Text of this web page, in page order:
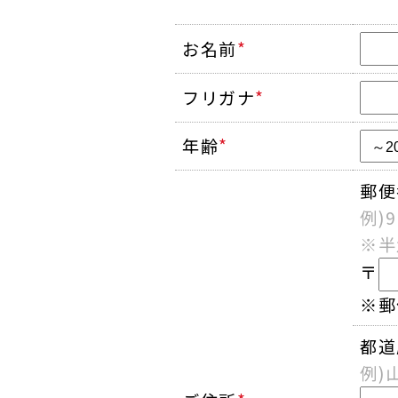
お名前*
フリガナ*
年齢*
郵
例
※半
〒
※郵
都
例)